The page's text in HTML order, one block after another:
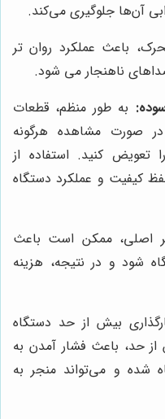
آن‌ها جلوگیری می‌کند.
باعث عملکرد روان تر
ناهنجار می شود.
به طور منظم، قطعات
صورت مشاهده هرگونه
تعویض کنید. استفاده از
کیفیت و عملکرد دستگاه
اصلی، ممکن است باعث
شود و در نتیجه، هزینه
بیش از حد دستگاه
از حد، باعث فشار آمدن به
شده و می‌تواند منجر به